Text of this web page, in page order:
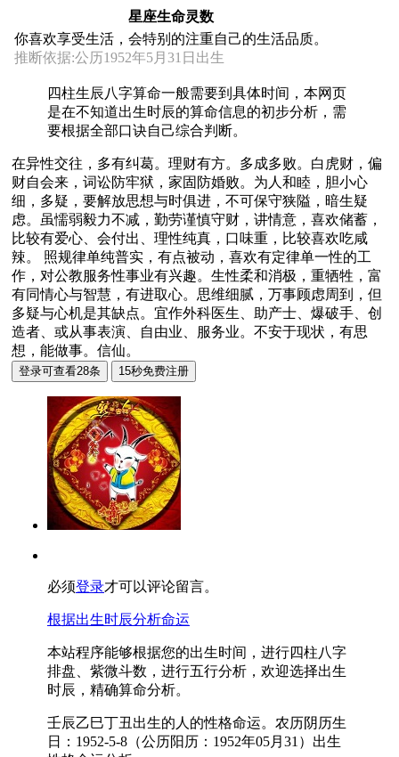
星座生命灵数
你喜欢享受生活，会特别的注重自己的生活品质。
推断依据:公历1952年5月31日出生
四柱生辰八字算命一般需要到具体时间，本网页
是在不知道出生时辰的算命信息的初步分析，需
要根据全部口诀自己综合判断。
在异性交往，多有纠葛。理财有方。多成多败。白虎财，偏
财自会来，词讼防牢狱，家固防婚败。为人和睦，胆小心
细，多疑，要解放思想与时俱进，不可保守狭隘，暗生疑
虑。虽懦弱毅力不减，勤劳谨慎守财，讲情意，喜欢储蓄，
比较有爱心、会付出、理性纯真，口味重，比较喜欢吃咸
辣。 照规律单纯普实，有点被动，喜欢有定律单一性的工
作，对公教服务性事业有兴趣。生性柔和消极，重牺牲，富
有同情心与智慧，有进取心。思维细腻，万事顾虑周到，但
多疑与心机是其缺点。宜作外科医生、助产士、爆破手、创
造者、或从事表演、自由业、服务业。不安于现状，有思
想，能做事。信仙。
必须登录才可以评论留言。
根据出生时辰分析命运
本站程序能够根据您的出生时间，进行四柱八字
排盘、紫微斗数，进行五行分析，欢迎选择出生
时辰，精确算命分析。
壬辰乙巳丁丑出生的人的性格命运。农历阴历生
日：1952-5-8（公历阳历：1952年05月31）出生